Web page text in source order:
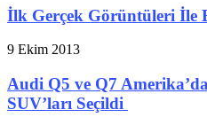
İlk Gerçek Görüntüleri İle
9 Ekim 2013
Audi Q5 ve Q7
SUV’ları Seçildi